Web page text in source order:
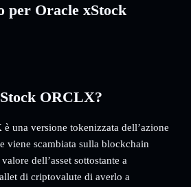
per Oracle xStock
ORCLX?
una versione tokenizzata dell’azione
viene scambiata sulla blockchain
dell’asset sottostante a
di criptovalute di averlo a